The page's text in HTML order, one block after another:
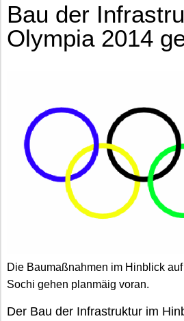
Bau der
Olympia 2014
Die Baumaßnahmen im Hinblick
Sochi gehen planmäig voran.
Der Bau der Infrastruktur im